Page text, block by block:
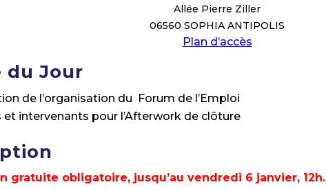
Allée Pierre Ziller
06560 SOPHIA ANTIPOLIS
Plan d’accès
du Jour
de l’organisation du Forum de l’Emploi
et intervenants pour l’Afterwork de clôture
gratuite obligatoire, jusqu’au vendredi 6 janvier, 12h.